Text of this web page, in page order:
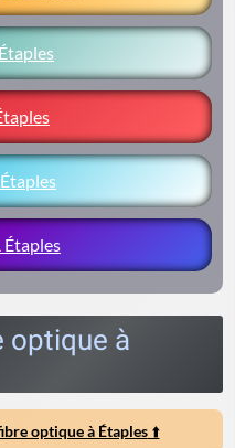
Étaples
optique à
optique à Étaples⬆️